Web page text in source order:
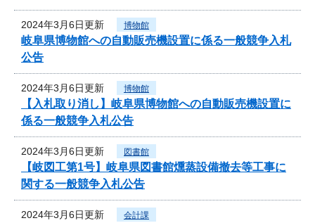
2024年3月6日更新 博物館
岐阜県博物館への自動販売機設置に係る一般競争入札
公告
2024年3月6日更新 博物館
【入札取り消し】岐阜県博物館への自動販売機設置に
係る一般競争入札公告
2024年3月6日更新 図書館
【岐図工第1号】岐阜県図書館燻蒸設備撤去等工事に
関する一般競争入札公告
2024年3月6日更新 会計課